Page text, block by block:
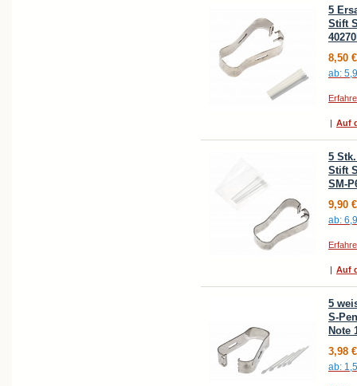
5
Stift
8,50 €
ab:
| Auf
5
Stift
SM-
9,90 €
ab:
| Auf
5
S-
Note
3,98 €
ab: